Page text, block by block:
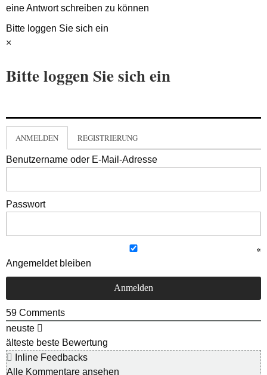
eine Antwort schreiben zu können
Bitte loggen Sie sich ein
×
Bitte loggen Sie sich ein
ANMELDEN REGISTRIERUNG
Benutzername oder E-Mail-Adresse
Passwort
Angemeldet bleiben
59 Comments
neuste
älteste beste Bewertung
Inline Feedbacks
Alle Kommentare ansehen